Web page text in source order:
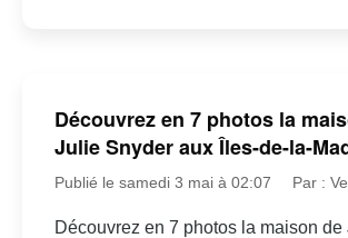
Découvrez en 7 photos la
Julie Snyder aux Îles-de-la-
Publié le samedi 3 mai à 02:07 Par :
Découvrez en 7 photos la maison de